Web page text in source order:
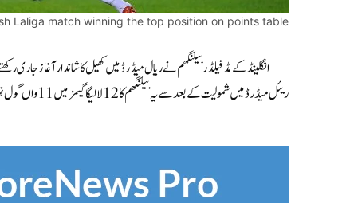
Laliga match winning the top position on points table.
انگلینڈ کے مڈفیلڈر بیلنگھم نے ریال میڈرڈ میں کھیل کا شاندار آغاز
ریئل میڈرڈ میں شمولیت کے بعد سے یہ بیلنگھم کا 12 لا لیگا گیمز میں 11 واں گول تھا۔